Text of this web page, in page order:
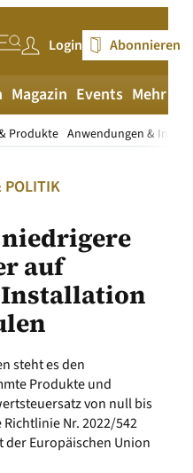
Login Abonnieren
Produkte Anwendungen &
Magazin Events Mehr
POLITIK
auf
steht es den
Produkte und
von null bis
Nr. 2022/542
Europäischen Union